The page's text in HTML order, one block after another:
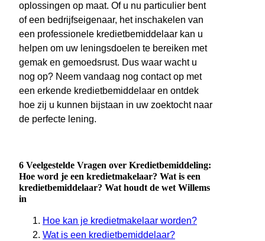
oplossingen op maat. Of u nu particulier bent
of een bedrijfseigenaar, het inschakelen van
een professionele kredietbemiddelaar kan u
helpen om uw leningsdoelen te bereiken met
gemak en gemoedsrust. Dus waar wacht u
nog op? Neem vandaag nog contact op met
een erkende kredietbemiddelaar en ontdek
hoe zij u kunnen bijstaan in uw zoektocht naar
de perfecte lening.
6 Veelgestelde Vragen over Kredietbemiddeling:
Hoe word je een kredietmakelaar? Wat is een
kredietbemiddelaar? Wat houdt de wet Willems
in
Hoe kan je kredietmakelaar worden?
Wat is een kredietbemiddelaar?